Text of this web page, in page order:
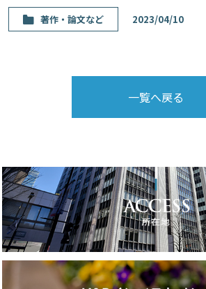
著作・論⽂など 2023/04/10
一覧へ戻る